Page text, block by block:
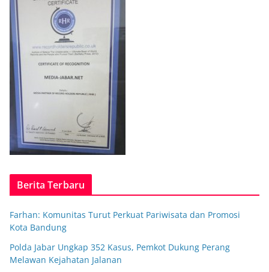
Berita Terbaru
Farhan: Komunitas Turut Perkuat Pariwisata dan Promosi
Kota Bandung
Polda Jabar Ungkap 352 Kasus, Pemkot Dukung Perang
Melawan Kejahatan Jalanan